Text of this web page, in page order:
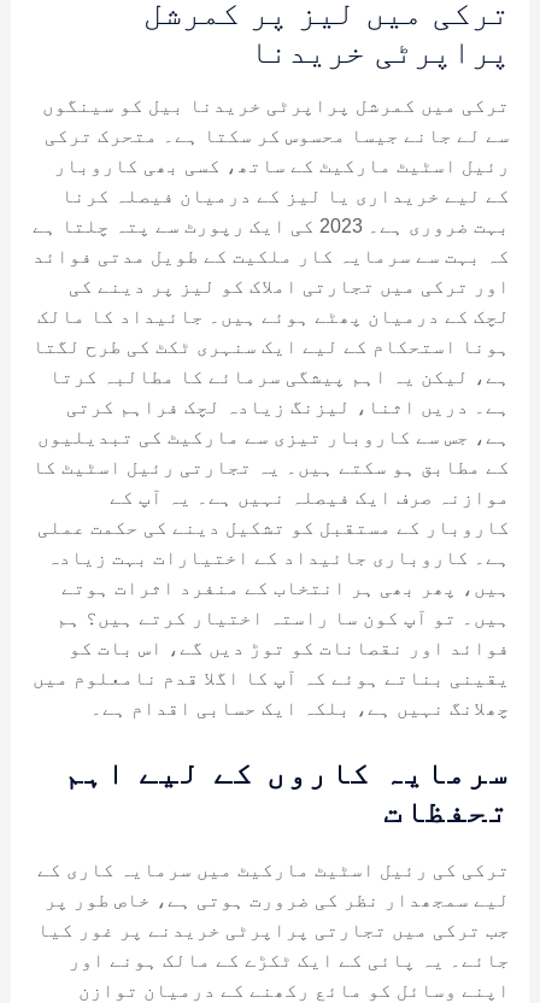
ترکی میں لیز پر کمرشل
پراپرٹی خریدنا
ترکی میں کمرشل پراپرٹی خریدنا بیل کو سینگوں
سے لے جانے جیسا محسوس کر سکتا ہے۔ متحرک ترکی
رئیل اسٹیٹ مارکیٹ کے ساتھ، کسی بھی کاروبار
کے لیے خریداری یا لیز کے درمیان فیصلہ کرنا
بہت ضروری ہے۔ 2023 کی ایک رپورٹ سے پتہ چلتا ہے
کہ بہت سے سرمایہ کار ملکیت کے طویل مدتی فوائد
اور ترکی میں تجارتی املاک کو لیز پر دینے کی
لچک کے درمیان پھٹے ہوئے ہیں۔ جائیداد کا مالک
ہونا استحکام کے لیے ایک سنہری ٹکٹ کی طرح لگتا
ہے، لیکن یہ اہم پیشگی سرمائے کا مطالبہ کرتا
ہے۔ دریں اثنا، لیزنگ زیادہ لچک فراہم کرتی
ہے، جس سے کاروبار تیزی سے مارکیٹ کی تبدیلیوں
کے مطابق ہو سکتے ہیں۔ یہ تجارتی رئیل اسٹیٹ کا
موازنہ صرف ایک فیصلہ نہیں ہے۔ یہ آپ کے
کاروبار کے مستقبل کو تشکیل دینے کی حکمت عملی
ہے۔ کاروباری جائیداد کے اختیارات بہت زیادہ
ہیں، پھر بھی ہر انتخاب کے منفرد اثرات ہوتے
ہیں۔ تو آپ کون سا راستہ اختیار کرتے ہیں؟ ہم
فوائد اور نقصانات کو توڑ دیں گے، اس بات کو
یقینی بناتے ہوئے کہ آپ کا اگلا قدم نامعلوم میں
چھلانگ نہیں ہے، بلکہ ایک حسابی اقدام ہے۔
سرمایہ کاروں کے لیے اہم
تحفظات
ترکی کی رئیل اسٹیٹ مارکیٹ میں سرمایہ کاری کے
لیے سمجھدار نظر کی ضرورت ہوتی ہے، خاص طور پر
جب ترکی میں تجارتی پراپرٹی خریدنے پر غور کیا
جائے۔ یہ پائی کے ایک ٹکڑے کے مالک ہونے اور
اپنے وسائل کو مائع رکھنے کے درمیان توازن